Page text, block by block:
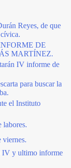
Reyes, de que
DE
MARTÍNEZ.
IV informe de
para buscar la
el Instituto
labores.
viernes.
IV y ultimo informe